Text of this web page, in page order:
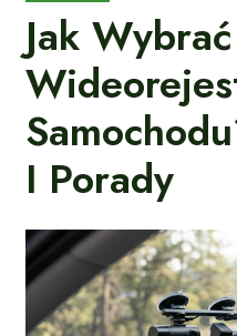
Jak Wybrać
I Porady